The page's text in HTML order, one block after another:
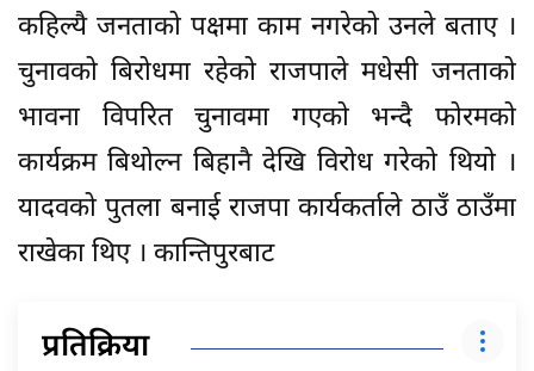
कहिल्यै जनताको पक्षमा काम नगरेको उनले बताए ।
चुनावको बिरोधमा रहेको राजपाले मधेसी जनताको
भावना विपरित चुनावमा गएको भन्दै फोरमको
कार्यक्रम बिथोल्न बिहानै देखि विरोध गरेको थियो ।
यादवको पुतला बनाई राजपा कार्यकर्ताले ठाउँ ठाउँमा
राखेका थिए । कान्तिपुरबाट
प्रतिक्रिया